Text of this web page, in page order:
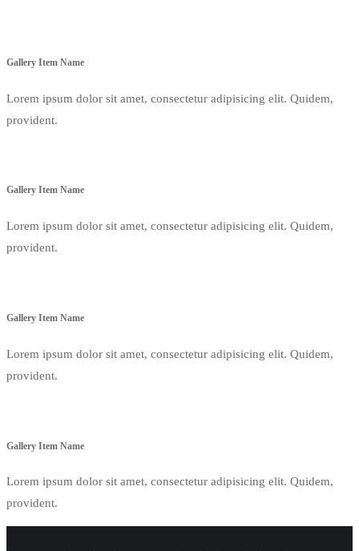
Gallery Item Name
Lorem ipsum dolor sit amet, consectetur adipisicing elit. Quidem,
provident.
Gallery Item Name
Lorem ipsum dolor sit amet, consectetur adipisicing elit. Quidem,
provident.
Gallery Item Name
Lorem ipsum dolor sit amet, consectetur adipisicing elit. Quidem,
provident.
Gallery Item Name
Lorem ipsum dolor sit amet, consectetur adipisicing elit. Quidem,
provident.